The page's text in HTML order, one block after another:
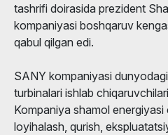
tashrifi doirasida prezident
kompaniyasi boshqaruv
qabul qilgan edi.
SANY kompaniyasi
turbinalari ishlab
Kompaniya shamol energiyasi
loyihalash, qurish,